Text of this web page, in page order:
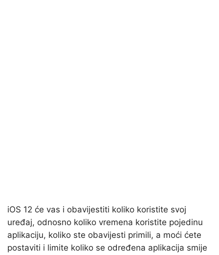
iOS 12 će vas i obavijestiti koliko koristite svoj
uređaj, odnosno koliko vremena koristite pojedinu
aplikaciju, koliko ste obavijesti primili, a moći ćete
postaviti i limite koliko se određena aplikacija smije